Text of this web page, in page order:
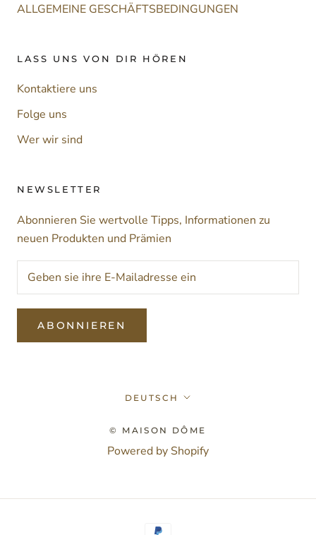
ALLGEMEINE GESCHÄFTSBEDINGUNGEN
LASS UNS VON DIR HÖREN
Kontaktiere uns
Folge uns
Wer wir sind
NEWSLETTER
Abonnieren Sie wertvolle Tipps, Informationen zu
neuen Produkten und Prämien
ABONNIEREN
Sprache
DEUTSCH
© MAISON DÔME
Powered by Shopify